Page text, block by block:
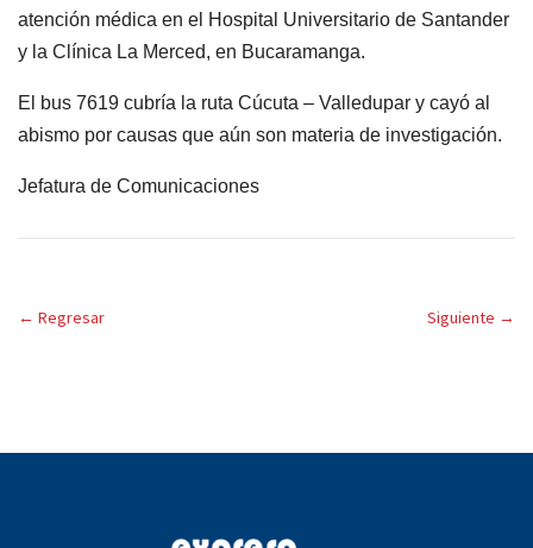
atención médica en el Hospital Universitario de Santander
y la Clínica La Merced, en Bucaramanga.
El bus 7619 cubría la ruta Cúcuta – Valledupar y cayó al
abismo por causas que aún son materia de investigación.
Jefatura de Comunicaciones
← Regresar Siguiente →